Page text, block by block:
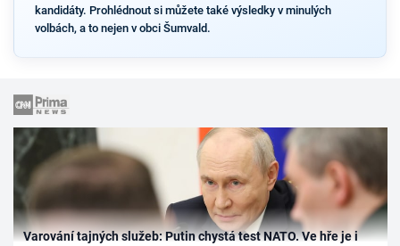
kandidáty. Prohlédnout si můžete také výsledky v minulých
volbách, a to nejen v obci Šumvald.
Varování tajných služeb: Putin chystá test NATO. Ve hře je i